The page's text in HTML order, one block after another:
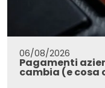
06/08/2026
Pagamenti
cambia (e cosa